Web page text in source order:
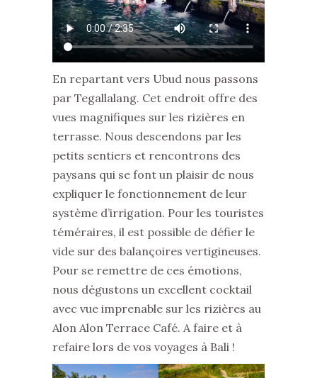
En repartant vers Ubud nous passons
par Tegallalang. Cet endroit offre des
vues magnifiques sur les rizières en
terrasse. Nous descendons par les
petits sentiers et rencontrons des
paysans qui se font un plaisir de nous
expliquer le fonctionnement de leur
système d’irrigation. Pour les touristes
téméraires, il est possible de défier le
vide sur des balançoires vertigineuses.
Pour se remettre de ces émotions,
nous dégustons un excellent cocktail
avec vue imprenable sur les rizières au
Alon Alon Terrace Café. A faire et à
refaire lors de vos voyages à Bali !